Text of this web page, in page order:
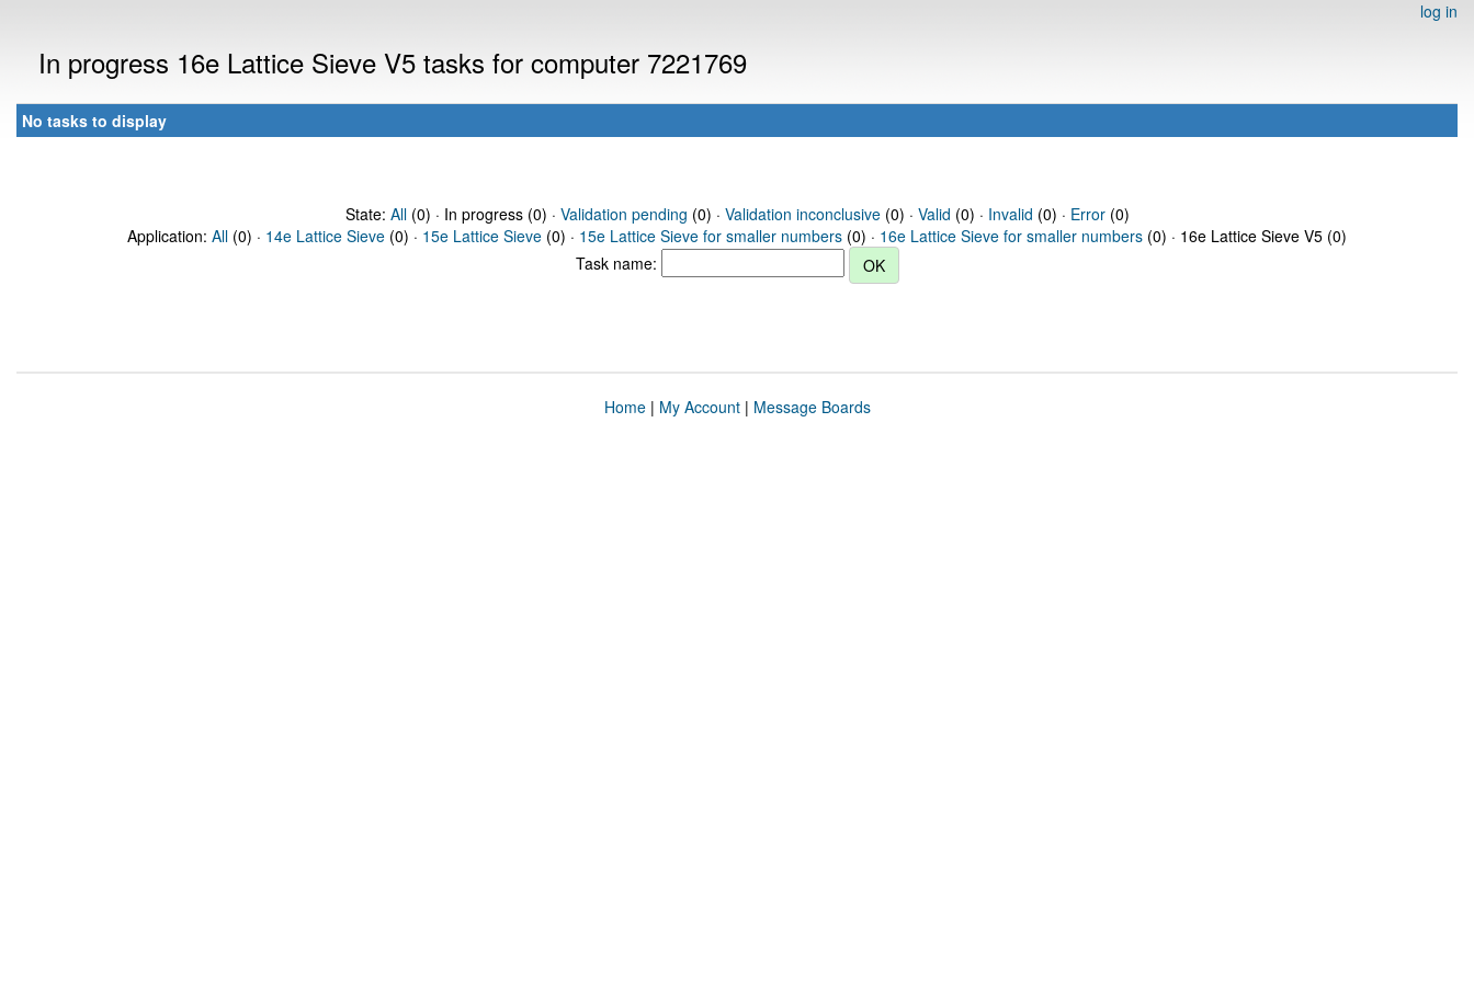
log in
In progress 16e Lattice Sieve V5 tasks for computer 7221769
No tasks to display
State: All(0) · In progress (0) · Validation pending (0) · Validation inconclusive(0) · Valid (0) · Invalid (0) · Error(0)
Application: All (0) · 14e Lattice Sieve (0) · 15e Lattice Sieve (0) · 15e Lattice Sieve for smaller numbers (0) · 16e Lattice Sieve for smaller numbers (0) · 16e Lattice Sieve V5 (0)
Task name:
Home| My Account| Message Boards